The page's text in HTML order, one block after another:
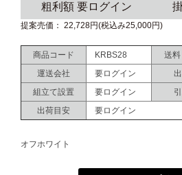
粗利額 要ログイン
提案売価： 22,728円(税込み25,000円)
商品コード KRBS28 送料
運送会社
要ログイン
組立て設置
要ログイン
出荷目安
要ログイン
オフホワイト